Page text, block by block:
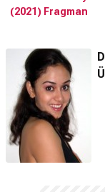
(2021) Fragman